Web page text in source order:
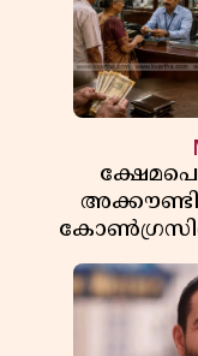
സിപിഎമ്മിന്?